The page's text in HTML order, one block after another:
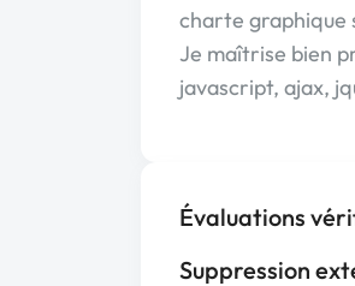
charte graphique
Je maîtrise bien
javascript, ajax,
Évaluations
Suppression